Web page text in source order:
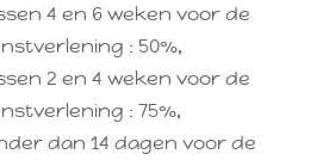
4 en 6 weken voor de
: 50%,
2 en 4 weken voor de
: 75%,
dan 14 dagen voor de